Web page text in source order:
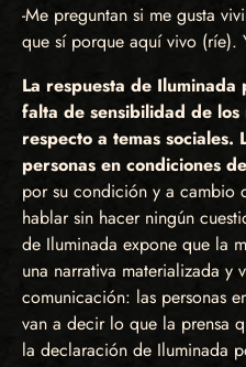
-Me preguntan si me gusta
que sí porque aquí vivo (ríe).
La respuesta de
falta de sensibilidad de los
respecto a temas sociales.
personas en condiciones
por su condición y a cambio
hablar sin hacer ningún
de Iluminada expone que la
una narrativa materializada y
comunicación: las personas
van a decir lo que la prensa
la declaración de Iluminada